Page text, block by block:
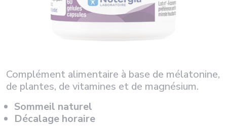
Complément alimentaire à base de mélatonine,
de plantes, de vitamines et de magnésium.
Sommeil naturel
Décalage horaire